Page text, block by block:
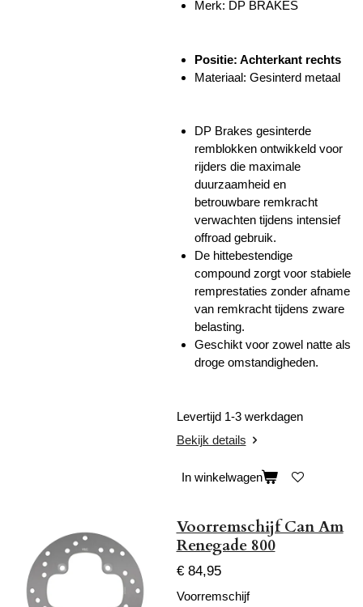
Merk: DP BRAKES
Positie: Achterkant rechts
Materiaal: Gesinterd metaal
DP Brakes gesinterde
remblokken ontwikkeld voor
rijders die maximale
duurzaamheid en
betrouwbare remkracht
verwachten tijdens intensief
offroad gebruik.
De hittebestendige
compound zorgt voor stabiele
remprestaties zonder afname
van remkracht tijdens zware
belasting.
Geschikt voor zowel natte als
droge omstandigheden.
Levertijd 1-3 werkdagen
Bekijk details
In winkelwagen
Voorremschijf Can Am
Renegade 800
€ 84,95
Voorremschijf